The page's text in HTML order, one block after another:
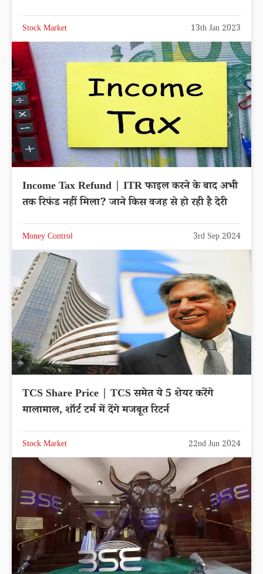
Stock Market 13th Jan 2023
Income Tax Refund | ITR फाइल करने के बाद अभी
तक रिफंड नहीं मिला? जाने किस वजह से हो रही है देरी
Money Control 3rd Sep 2024
TCS Share Price | TCS समेत ये 5 शेयर करेंगे
मालामाल, शॉर्ट टर्म में देंगे मजबूत रिटर्न
Stock Market 22nd Jun 2024